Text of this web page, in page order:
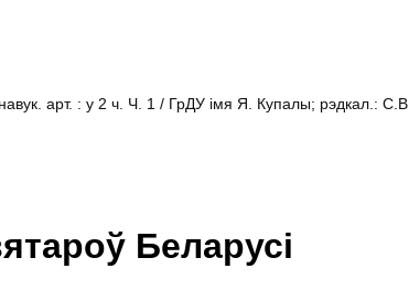
арт. : у 2 ч. Ч. 1 / ГрДУ імя Я. Купалы; рэдкал.: С.В.
Беларусі